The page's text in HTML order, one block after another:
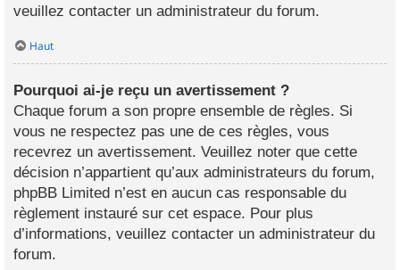
veuillez contacter un administrateur du forum.
Haut
Pourquoi ai-je reçu un avertissement ?
Chaque forum a son propre ensemble de règles. Si
vous ne respectez pas une de ces règles, vous
recevrez un avertissement. Veuillez noter que cette
décision n’appartient qu’aux administrateurs du forum,
phpBB Limited n’est en aucun cas responsable du
règlement instauré sur cet espace. Pour plus
d’informations, veuillez contacter un administrateur du
forum.